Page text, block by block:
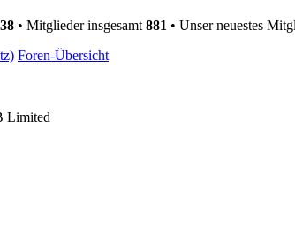
• Mitglieder insgesamt 881 • Unser neuestes
Foren-Übersicht
Limited